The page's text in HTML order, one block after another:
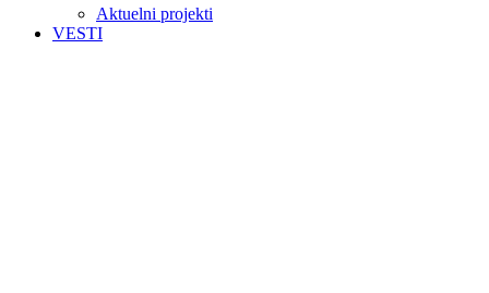
Aktuelni projekti
VESTI